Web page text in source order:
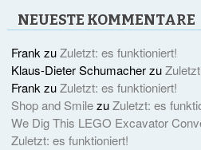
NEUESTE KOMMENTARE
FrankzuZuletzt: es funktioniert!
Klaus-Dieter Schumacherzu
FrankzuZuletzt: es funktioniert!
Shop and SmilezuZuletzt: es
We Dig This LEGO Excavator
Zuletzt: es funktioniert!